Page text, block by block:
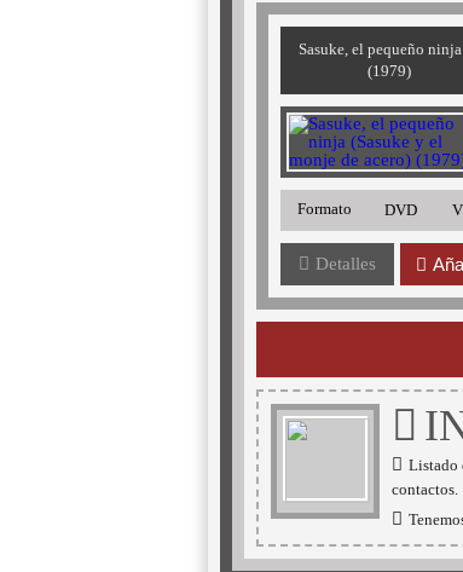
Sasuke, el pequeño ninja
(1979)
Formato DVD
Detalles
Listado
contactos.